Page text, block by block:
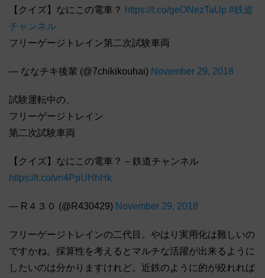
【クイズ】なにこの電車？ https://t.co/geONezTaUp #鉄道
チャンネル
フリーゲージトレイン第二次試験車両
— ななチキ後輩 (@7chikikouhai) November 29, 2018
試験運転中の、
フリーゲージトレイン
第二次試験車両
【クイズ】なにこの電車？ – 鉄道チャンネル
https://t.co/vn4PpUHhHk
— R４３０ (@R430429) November 29, 2018
フリーゲージトレインの二代目。やはり実用化は難しいの
ですかね。採算性を考えるとマルチな活躍が出来るように
したいのは分かりますけれど。近鉄のように的が絞れれば